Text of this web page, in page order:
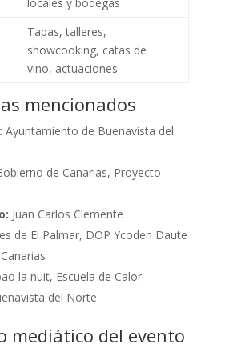
Tapas, talleres,
showcooking, catas de
vino, actuaciones
mencionados
Ayuntamiento de Buenavista del
de Canarias, Proyecto
Juan Carlos Clemente
de El Palmar, DOP Ycoden Daute
la nuit, Escuela de Calor
del Norte
mediático del evento